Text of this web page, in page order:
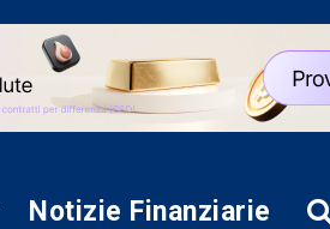
Notizie Finanziarie